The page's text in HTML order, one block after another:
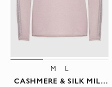
M L
CASHMERE & SILK MILANO